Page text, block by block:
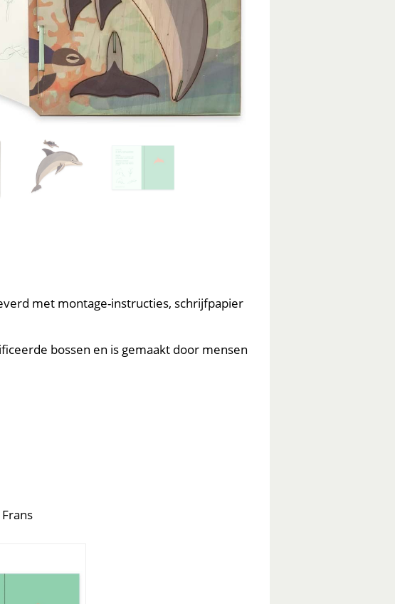
met montage-instructies, schrijfpapier
bossen en is gemaakt door mensen